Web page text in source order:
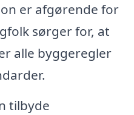
er afgørende for
sørger for, at
alle byggeregler
tilbyde